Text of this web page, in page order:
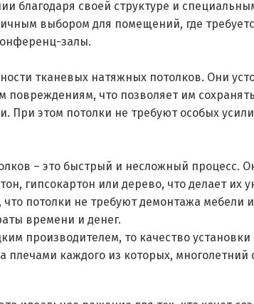
благодаря своей структуре и
выбором для помещений, где
залы.
тканевых натяжных потолков. Они
повреждениям, что позволяет им
При этом потолки не требуют особых
– это быстрый и несложный процесс.
гипсокартон или дерево, что делает
потолки не требуют демонтажа мебели
времени и денег.
производителем, то качество установки
каждого из которых, многолетний